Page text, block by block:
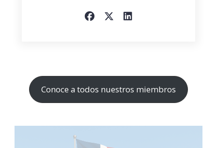
Conoce a todos nuestros miembros